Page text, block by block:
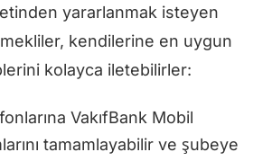
yararlanmak isteyen
kendilerine en uygun
kolayca iletebilirler:
VakıfBank Mobil
tamamlayabilir ve şubeye